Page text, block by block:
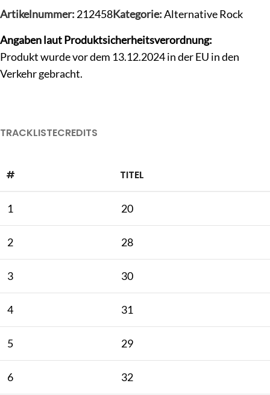
Artikelnummer: 212458Kategorie:Alternative Rock
Angaben laut Produktsicherheitsverordnung:
Produkt wurde vor dem 13.12.2024 in der EU in den
Verkehr gebracht.
TRACKLISTECREDITS
# TITEL
1 20
2 28
3 30
4 31
5 29
6 32